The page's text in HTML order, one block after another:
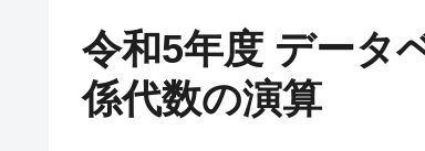
令和5年度 データ
係代数の演算